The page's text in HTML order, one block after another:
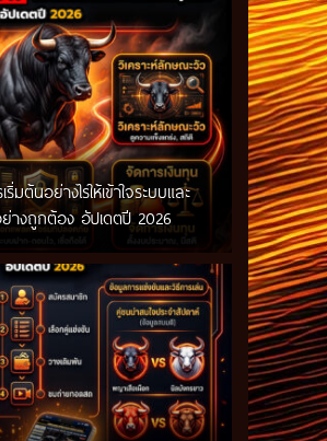
ต้นอย่างไรให้เข้าใจระบบและ
างถูกต้อง อัปเดตปี 2026